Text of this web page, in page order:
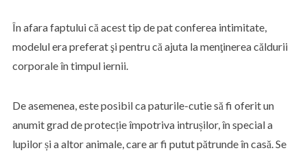
În afara faptului că acest tip de pat conferea intimitate,
modelul era preferat şi pentru că ajuta la menţinerea căldurii
corporale în timpul iernii.
De asemenea, este posibil ca paturile-cutie să fi oferit un
anumit grad de protecție împotriva intrușilor, în special a
lupilor și a altor animale, care ar fi putut pătrunde în casă. Se